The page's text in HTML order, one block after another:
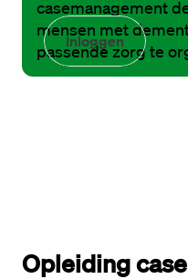
Inloggen
casemanagement
mensen met
passende zorg te
Opleiding